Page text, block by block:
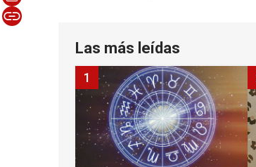
Las más leídas
1